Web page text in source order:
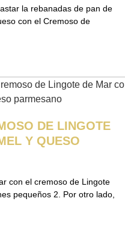
la rebanadas de pan de
con el Cremoso de
DE LINGOTE
Y QUESO
con el cremoso de Lingote
pequeños 2. Por otro lado,